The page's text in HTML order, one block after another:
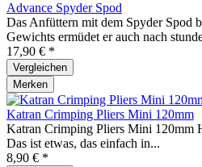
Advance Spyder Spod
Das Anfüttern mit dem Spyder Spod
Gewichts ermüdet er auch nach
17,90 € *
Vergleichen
Merken
Katran Crimping Pliers Mini 120mm
Katran Crimping Pliers Mini 120mm
Das ist etwas, das einfach in...
8,90 € *